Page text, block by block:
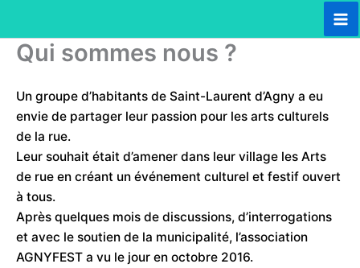
contenu
Qui sommes nous ?
Un groupe d’habitants de Saint-Laurent d’Agny a eu
envie de partager leur passion pour les arts culturels
de la rue.
Leur souhait était d’amener dans leur village les Arts
de rue en créant un événement culturel et festif ouvert
à tous.
Après quelques mois de discussions, d’interrogations
et avec le soutien de la municipalité, l’association
AGNYFEST a vu le jour en octobre 2016.